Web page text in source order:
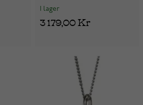
I lager
3 179,00 Kr